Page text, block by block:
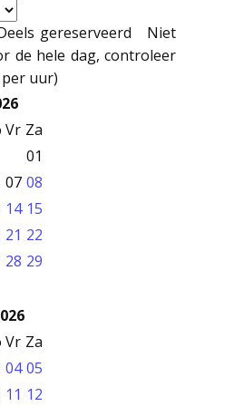
gereserveerd
Niet
de hele dag, controleer
uur)
Vr Za
01
07 08
14 15
21 22
28 29
Vr Za
04 05
11 12